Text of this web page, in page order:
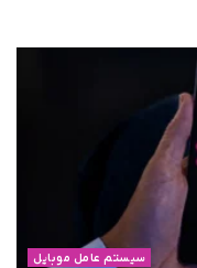
سیستم عامل موبایل